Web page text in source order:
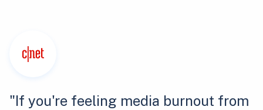
"If you're feeling media burnout from